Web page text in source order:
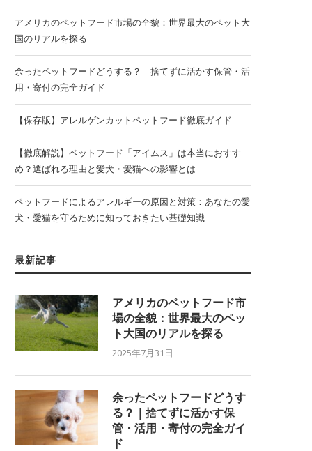
アメリカのペットフード市場の全貌：世界最大のペット大
国のリアルを探る
余ったペットフードどうする？｜捨てずに活かす保管・活
用・寄付の完全ガイド
【保存版】アレルゲンカットペットフード徹底ガイド
【徹底解説】ペットフード「アイムス」は本当におすす
め？選ばれる理由と愛犬・愛猫への影響とは
ペットフードによるアレルギーの原因と対策：あなたの愛
犬・愛猫を守るために知っておきたい基礎知識
最新記事
アメリカのペットフード市
場の全貌：世界最大のペッ
ト大国のリアルを探る
2025年7月31日
余ったペットフードどうす
る？｜捨てずに活かす保
管・活用・寄付の完全ガイ
ド